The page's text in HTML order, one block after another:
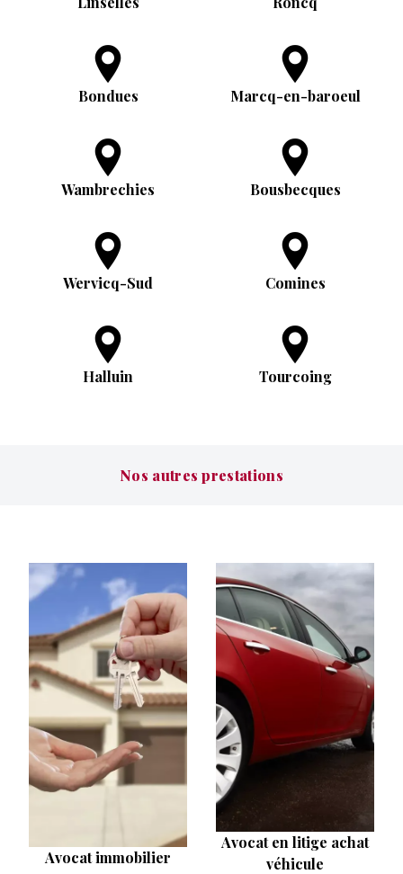
Bondues Marcq-en-baroeul
Wambrechies Bousbecques
Wervicq-Sud Comines
Halluin Tourcoing
Nos autres prestations
Avocat immobilier
Avocat en litige achat
véhicule